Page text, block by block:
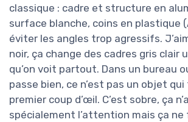
classique : cadre et structure en
surface blanche, coins en plastique
éviter les angles trop agressifs.
noir, ça change des cadres gris clair
qu’on voit partout. Dans un bureau
passe bien, ce n’est pas un objet
premier coup d’œil. C’est sobre, ça
spécialement l’attention mais ça